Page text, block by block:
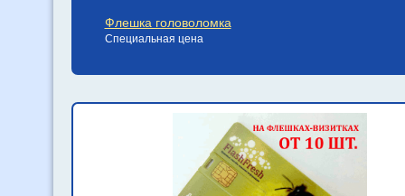
Флешка головоломка
Специальная цена